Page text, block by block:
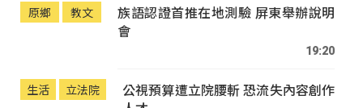
原鄉 教文
族語認證首推在地測驗 屏東舉辦說明
會
19:20
生活 立法院
公視預算遭立院腰斬 恐流失內容創作